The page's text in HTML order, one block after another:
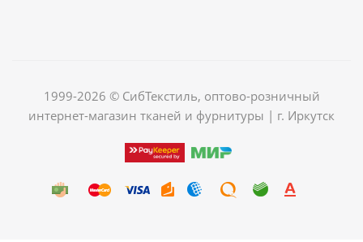
1999-2026 © СибТекстиль, оптово-розничный
интернет-магазин тканей и фурнитуры | г. Иркутск